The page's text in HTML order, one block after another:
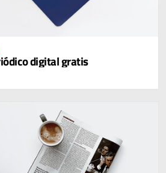
digital gratis